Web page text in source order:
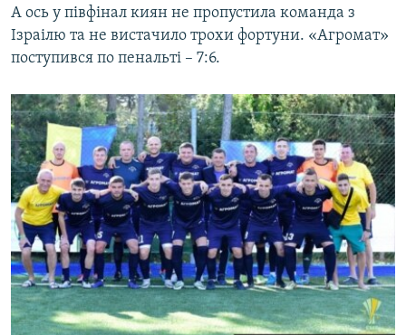
А ось у півфінал киян не пропустила команда з
Ізраілю та не вистачило трохи фортуни. «Агромат»
поступився по пенальті – 7:6.